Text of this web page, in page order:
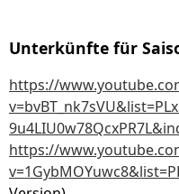
Unterkünfte für
https://
https://